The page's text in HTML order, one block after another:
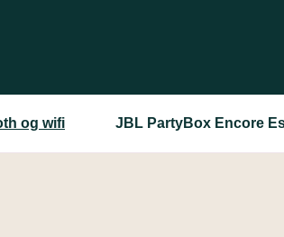
og wifi JBL PartyBox Encore